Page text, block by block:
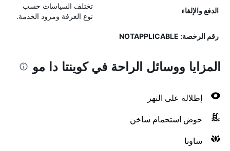
الدفع والإلغاء
تختلف السياسات حسب
نوع الغرفة ومزود الخدمة.
رقم الرخصة: NOTAPPLICABLE
المزايا ووسائل الراحة في كوينتا دا مو
إطلالة على النهر
حوض استحمام ساخن
ساونا